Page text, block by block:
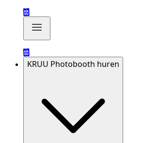
KRUU Photobooth huren